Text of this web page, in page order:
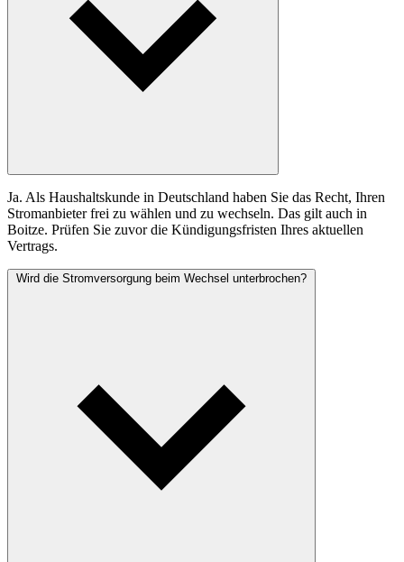
Ja. Als Haushaltskunde in Deutschland haben Sie das Recht, Ihren
Stromanbieter frei zu wählen und zu wechseln. Das gilt auch in
Boitze. Prüfen Sie zuvor die Kündigungsfristen Ihres aktuellen
Vertrags.
Wird die Stromversorgung beim Wechsel unterbrochen?